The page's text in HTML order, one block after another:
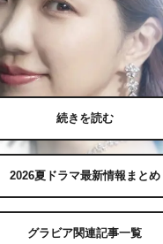
続きを読む
2026夏ドラマ最新情報まとめ
グラビア関連記事一覧